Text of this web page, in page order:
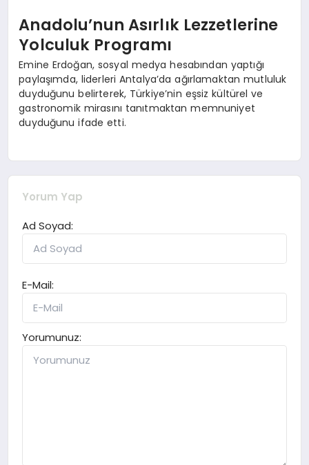
Anadolu’nun Asırlık Lezzetlerine
Yolculuk Programı
Emine Erdoğan, sosyal medya hesabından yaptığı
paylaşımda, liderleri Antalya’da ağırlamaktan mutluluk
duyduğunu belirterek, Türkiye’nin eşsiz kültürel ve
gastronomik mirasını tanıtmaktan memnuniyet
duyduğunu ifade etti.
Yorum Yap
Ad Soyad:
E-Mail:
Yorumunuz: